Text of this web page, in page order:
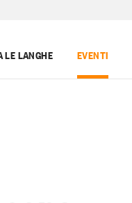
LE LANGHE EVENTI